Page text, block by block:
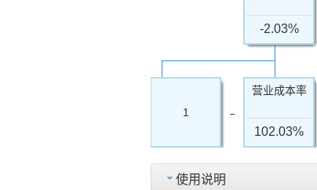
-2.03%
1 −
营业成本率
102.03%
使用说明